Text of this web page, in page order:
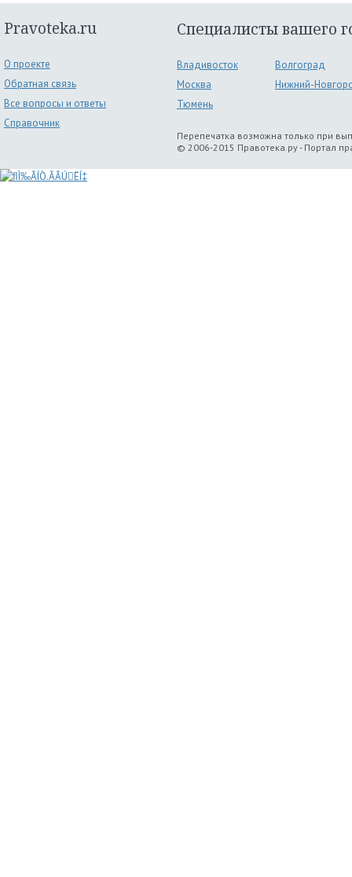
Pravoteka.ru
О проекте
Обратная связь
Все вопросы и ответы
Справочник
Специалисты вашего
Владивосток
Волгоград
Москва
Нижний-
Тюмень
Перепечатка возможна только при
© 2006-2015 Правотека.ру - Портал